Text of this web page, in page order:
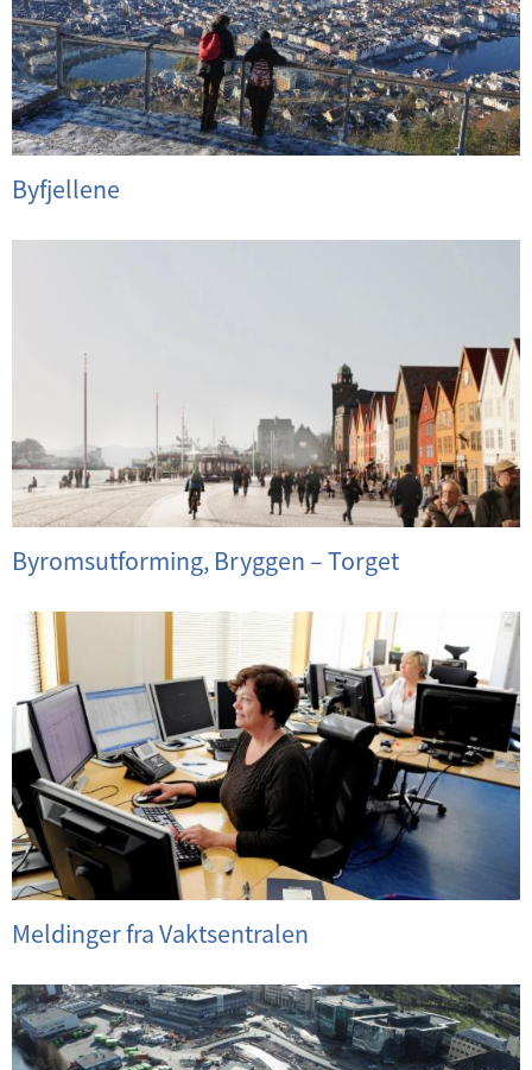
Byfjellene
Byromsutforming, Bryggen – Torget
Meldinger fra Vaktsentralen